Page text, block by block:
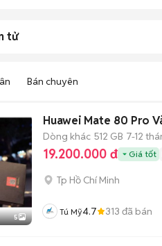
tử
Bán chuyên
5
Huawei Mate 80 Pro
Dòng khác 512 GB 7-12
19.200.000 đ Giá tốt
Tp Hồ Chí Minh
Tú Mỹ4.7 313 đã bán